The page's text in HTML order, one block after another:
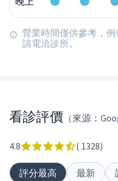
營業時間僅供參考，
請電洽診所。
看診評價 （來源：
4.8 ( 1328)
評分最高 最新